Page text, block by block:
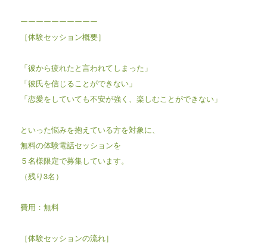
ーーーーーーーーーー
［体験セッション概要］
「彼から疲れたと言われてしまった」
「彼氏を信じることができない」
「恋愛をしていても不安が強く、楽しむことができない」
といった悩みを抱えている方を対象に、
無料の体験電話セッションを
５名様限定で募集しています。
（残り3名）
費用：無料
［体験セッションの流れ］